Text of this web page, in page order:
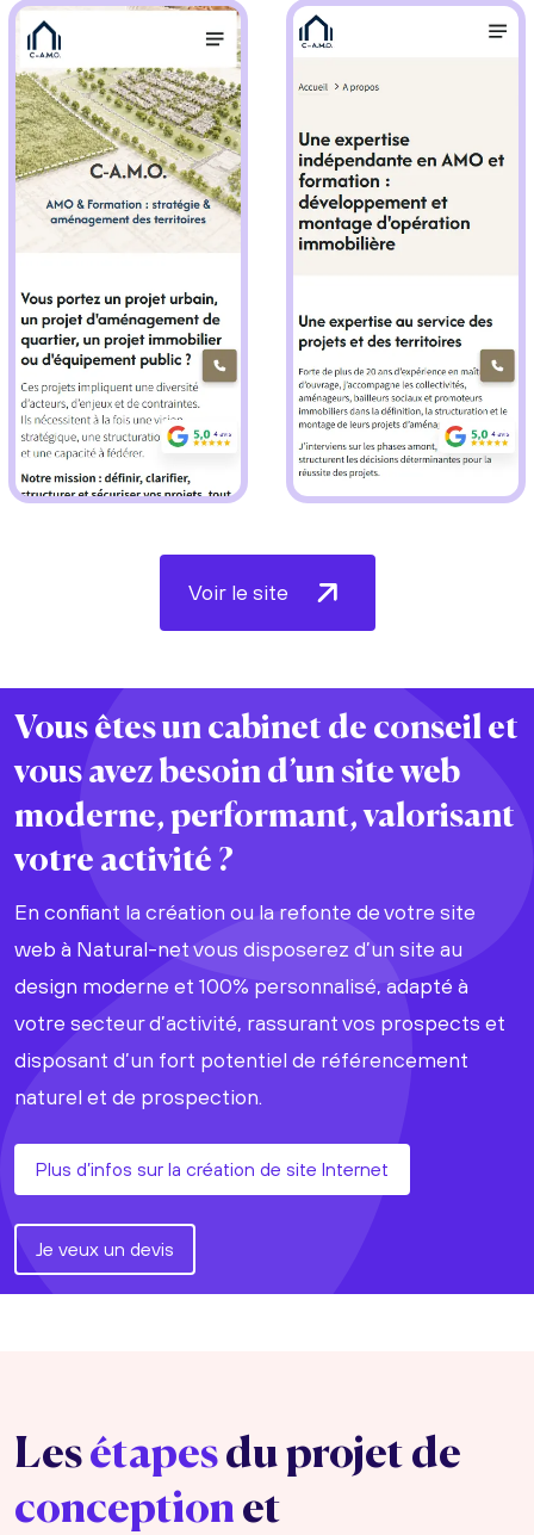
Voir le site
Vous êtes un cabinet de conseil et
vous avez besoin d’un site web
moderne, performant, valorisant
votre activité ?
En confiant la création ou la refonte de votre site
web à Natural-net vous disposerez d’un site au
design moderne et 100% personnalisé, adapté à
votre secteur d’activité, rassurant vos prospects et
disposant d’un fort potentiel de référencement
naturel et de prospection.
Plus d’infos sur la création de site Internet
Je veux un devis
Lesétapesdu projet de
conception et